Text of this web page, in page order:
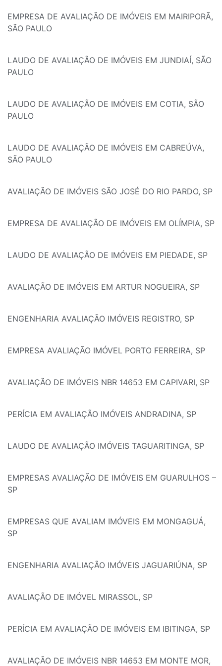
EMPRESA DE AVALIAÇÃO DE IMÓVEIS EM MAIRIPORÃ,
SÃO PAULO
LAUDO DE AVALIAÇÃO DE IMÓVEIS EM JUNDIAÍ, SÃO
PAULO
LAUDO DE AVALIAÇÃO DE IMÓVEIS EM COTIA, SÃO
PAULO
LAUDO DE AVALIAÇÃO DE IMÓVEIS EM CABREÚVA,
SÃO PAULO
AVALIAÇÃO DE IMÓVEIS SÃO JOSÉ DO RIO PARDO, SP
EMPRESA DE AVALIAÇÃO DE IMÓVEIS EM OLÍMPIA, SP
LAUDO DE AVALIAÇÃO DE IMÓVEIS EM PIEDADE, SP
AVALIAÇÃO DE IMÓVEIS EM ARTUR NOGUEIRA, SP
ENGENHARIA AVALIAÇÃO IMÓVEIS REGISTRO, SP
EMPRESA AVALIAÇÃO IMÓVEL PORTO FERREIRA, SP
AVALIAÇÃO DE IMÓVEIS NBR 14653 EM CAPIVARI, SP
PERÍCIA EM AVALIAÇÃO IMÓVEIS ANDRADINA, SP
LAUDO DE AVALIAÇÃO IMÓVEIS TAGUARITINGA, SP
EMPRESAS AVALIAÇÃO DE IMÓVEIS EM GUARULHOS –
SP
EMPRESAS QUE AVALIAM IMÓVEIS EM MONGAGUÁ,
SP
ENGENHARIA AVALIAÇÃO IMÓVEIS JAGUARIÚNA, SP
AVALIAÇÃO DE IMÓVEL MIRASSOL, SP
PERÍCIA EM AVALIAÇÃO DE IMÓVEIS EM IBITINGA, SP
AVALIAÇÃO DE IMÓVEIS NBR 14653 EM MONTE MOR,